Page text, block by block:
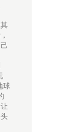
球